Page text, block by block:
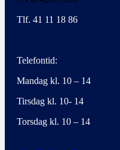
Tlf. 41 11 18 86
Telefontid:
Mandag kl. 10 – 14
Tirsdag kl. 10- 14
Torsdag kl. 10 – 14